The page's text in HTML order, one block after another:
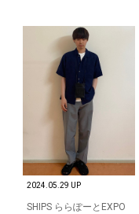
2024.05.29 UP
SHIPS ららぽーとEXPO